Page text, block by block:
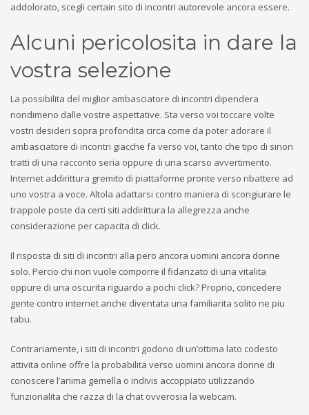
addolorato, scegli certain sito di incontri autorevole ancora essere.
Alcuni pericolosita in dare la
vostra selezione
La possibilita del miglior ambasciatore di incontri dipendera
nondimeno dalle vostre aspettative. Sta verso voi toccare volte
vostri desideri sopra profondita circa come da poter adorare il
ambasciatore di incontri giacche fa verso voi, tanto che tipo di sinon
tratti di una racconto seria oppure di una scarso avvertimento.
Internet addirittura gremito di piattaforme pronte verso ribattere ad
uno vostra a voce. Altola adattarsi contro maniera di scongiurare le
trappole poste da certi siti addirittura la allegrezza anche
considerazione per capacita di click.
Il risposta di siti di incontri alla pero ancora uomini ancora donne
solo. Percio chi non vuole comporre il fidanzato di una vitalita
oppure di una oscurita riguardo a pochi click? Proprio, concedere
gente contro internet anche diventata una familiarita solito ne piu
tabu.
Contrariamente, i siti di incontri godono di un’ottima lato codesto
attivita online offre la probabilita verso uomini ancora donne di
conoscere l’anima gemella o indivis accoppiato utilizzando
funzionalita che razza di la chat ovverosia la webcam.